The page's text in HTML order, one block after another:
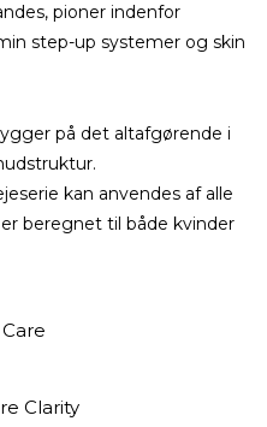
pioner indenfor
step-up systemer og skin
på det altafgørende i
kan anvendes af alle
beregnet til både kvinder
Clarity